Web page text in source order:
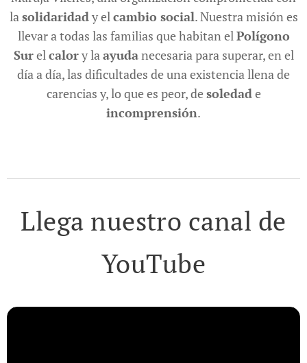
lasolidaridady elcambio social. Nuestra misión es
llevar a todas las familias que habitan elPolígono
Surelcalory laayudanecesaria para superar, en el
día a día, las dificultades de una existencia llena de
carencias y, lo que es peor, desoledade
incomprensión.
Llega nuestro canal de
YouTube